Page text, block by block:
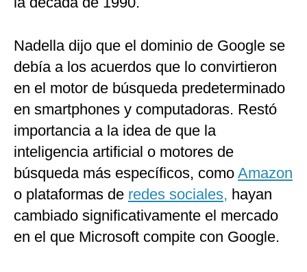
Nadella dijo que el dominio de Google se
debía a los acuerdos que lo convirtieron
en el motor de búsqueda predeterminado
en smartphones y computadoras. Restó
importancia a la idea de que la
inteligencia artificial o motores de
búsqueda más específicos, como Amazon
o plataformas de redes sociales, hayan
cambiado significativamente el mercado
en el que Microsoft compite con Google.